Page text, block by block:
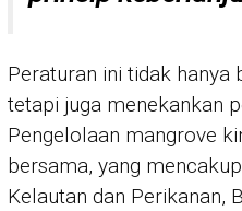
Peraturan ini tidak hanya
tetapi juga menekankan
Pengelolaan mangrove
bersama, yang
Kelautan dan Perikanan,